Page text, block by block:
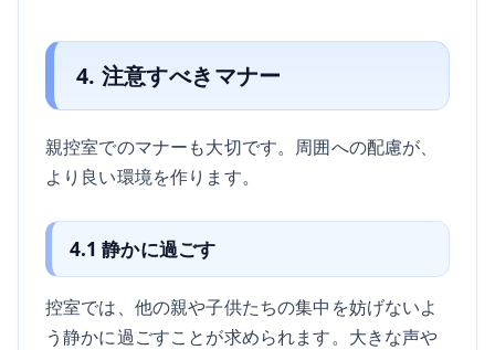
4. 注意すべきマナー
親控室でのマナーも大切です。周囲への配慮が、
より良い環境を作ります。
4.1 静かに過ごす
控室では、他の親や子供たちの集中を妨げないよ
う静かに過ごすことが求められます。大きな声や